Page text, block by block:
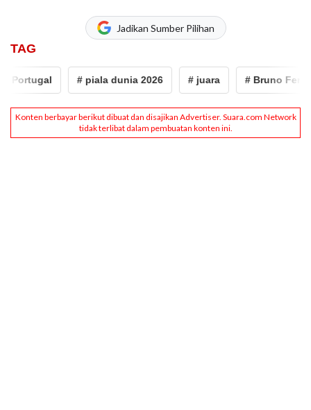
Jadikan Sumber Pilihan
TAG
# piala dunia 2026 # juara # Bruno